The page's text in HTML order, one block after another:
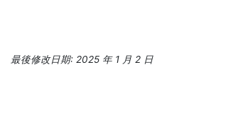
最後修改日期: 2025 年 1 月 2 日